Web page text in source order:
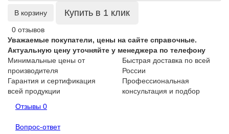
В корзину Купить в 1 клик
0 отзывов
Уважаемые покупатели, цены на сайте справочные.
Актуальную цену уточняйте у менеджера по телефону
Минимальные цены от
производителя
Быстрая доставка по всей
России
Гарантия и сертификация
всей продукции
Профессиональная
консультация и подбор
Отзывы 0
Вопрос-ответ